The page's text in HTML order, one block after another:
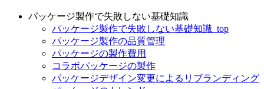
パッケージ製作で失敗しない基礎知識
パッケージ製作で失敗しない基礎知識_top
パッケージ製作の品質管理
パッケージの製作費用
コラボパッケージの製作
パッケージデザイン変更によるリブランディング